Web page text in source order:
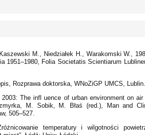
M., Niedziałek H., Warakomski W.,
1951–1980, Folia Societatis Scientiarum
Rozprawa doktorska, WNoZiGP UMCS, Lublin.
The infl uence of urban environment on air
M. Sobik, M. Błaś (red.), Man and
505–527.
temperatury i wilgotności